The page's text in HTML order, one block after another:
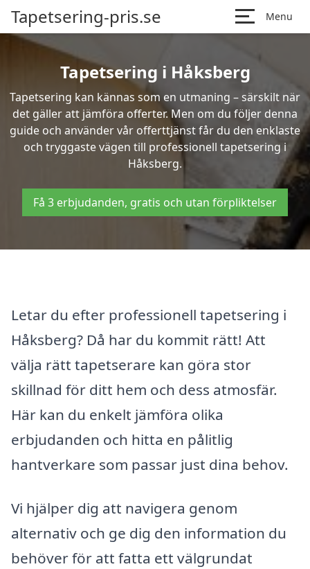
Tapetsering-pris.se Menu
Tapetsering i Håksberg
Tapetsering kan kännas som en utmaning – särskilt när
det gäller att jämföra offerter. Men om du följer denna
guide och använder vår offerttjänst får du den enklaste
och tryggaste vägen till professionell tapetsering i
Håksberg.
Få 3 erbjudanden, gratis och utan förpliktelser
Letar du efter professionell tapetsering i
Håksberg? Då har du kommit rätt! Att
välja rätt tapetserare kan göra stor
skillnad för ditt hem och dess atmosfär.
Här kan du enkelt jämföra olika
erbjudanden och hitta en pålitlig
hantverkare som passar just dina behov.
Vi hjälper dig att navigera genom
alternativ och ge dig den information du
behöver för att fatta ett välgrundat